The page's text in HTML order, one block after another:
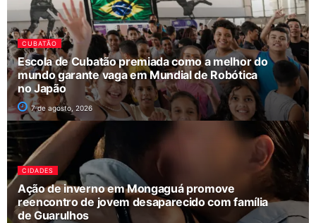
CUBATÃO
Escola de Cubatão premiada como a melhor do
mundo garante vaga em Mundial de Robótica
no Japão
7 de agosto, 2026
CIDADES
Ação de inverno em Mongaguá promove
reencontro de jovem desaparecido com família
de Guarulhos